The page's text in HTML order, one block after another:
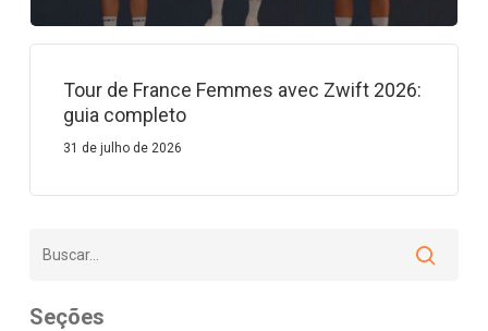
Tour de France Femmes avec Zwift 2026:
guia completo
31 de julho de 2026
Seções